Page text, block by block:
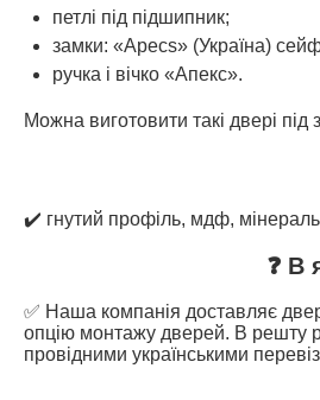
петлі під підшипник;
замки: «Apecs» (Україна)
ручка і вічко «Апекс».
Можна виготовити такі двері під
✔️ гнутий профіль, мдф,
❓ В
✅ Наша компанія доставляє
опцію монтажу дверей. В решту
провідними українськими